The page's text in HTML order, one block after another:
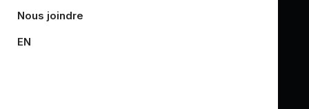
Nous joindre
EN